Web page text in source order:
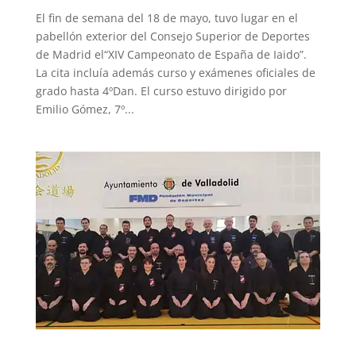
El fin de semana del 18 de mayo, tuvo lugar en el
pabellón exterior del Consejo Superior de Deportes
de Madrid el“XIV Campeonato de España de Iaido”.
La cita incluía además curso y exámenes oficiales de
grado hasta 4ºDan. El curso estuvo dirigido por
Emilio Gómez, 7º...